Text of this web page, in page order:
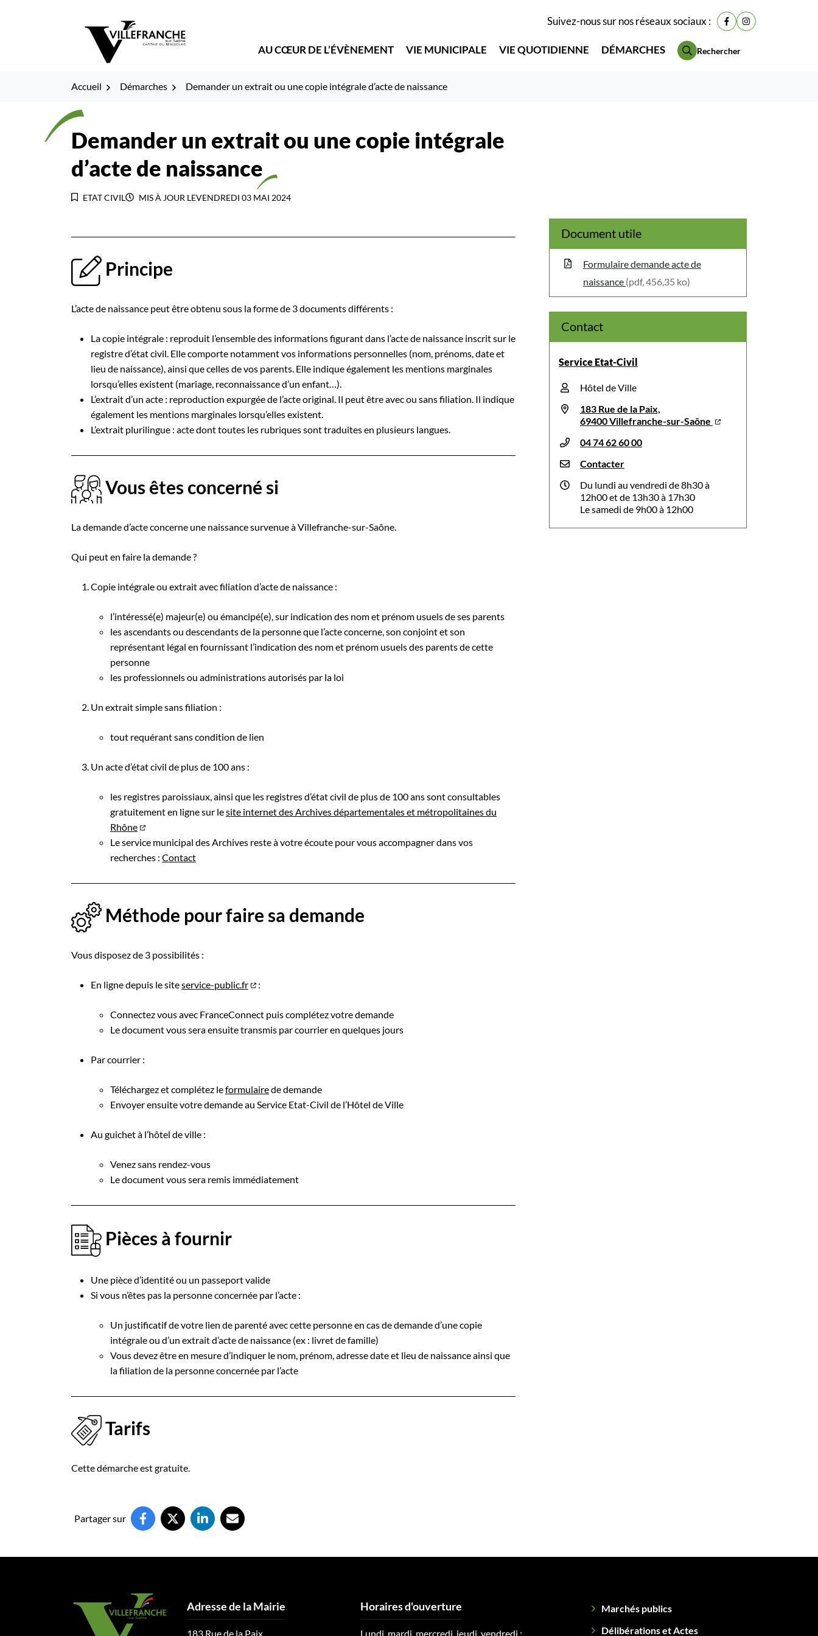
Suivez-nous sur nos réseaux sociaux : Lien vers le compte
Lien vers le
AU CŒUR DE L’ÉVÈNEMENT VIE MUNICIPALE VIE QUOTIDIENNE DÉMARCHES Rechercher
Accueil Démarches Demander un extrait ou une copie intégrale d’acte de naissance
Demander un extrait ou une copie intégrale
d’acte de naissance
ETAT CIVIL MIS À JOUR LEVENDREDI 03 MAI 2024
Principe
L’acte de naissance peut être obtenu sous la forme de 3 documents différents :
La copie intégrale : reproduit l’ensemble des informations figurant dans l’acte de naissance inscrit sur le
registre d’état civil. Elle comporte notamment vos informations personnelles (nom, prénoms, date et
lieu de naissance), ainsi que celles de vos parents. Elle indique également les mentions marginales
lorsqu’elles existent (mariage, reconnaissance d’un enfant…).
L’extrait d’un acte : reproduction expurgée de l’acte original. Il peut être avec ou sans filiation. Il indique
également les mentions marginales lorsqu’elles existent.
L’extrait plurilingue : acte dont toutes les rubriques sont traduites en plusieurs langues.
Vous êtes concerné si
La demande d’acte concerne une naissance survenue à Villefranche-sur-Saône.
Qui peut en faire la demande ?
Copie intégrale ou extrait avec filiation d’acte de naissance :
l’intéressé(e) majeur(e) ou émancipé(e), sur indication des nom et prénom usuels de ses parents
les ascendants ou descendants de la personne que l’acte concerne, son conjoint et son
représentant légal en fournissant l’indication des nom et prénom usuels des parents de cette
personne
les professionnels ou administrations autorisés par la loi
Un extrait simple sans filiation :
tout requérant sans condition de lien
Un acte d’état civil de plus de 100 ans :
les registres paroissiaux, ainsi que les registres d’état civil de plus de 100 ans sont consultables
gratuitement en ligne sur lesite internet des Archives départementales et métropolitaines du
Rhône
Le service municipal des Archives reste à votre écoute pour vous accompagner dans vos
recherches : Contact
Méthode pour faire sa demande
Vous disposez de 3 possibilités :
En ligne depuis le siteservice-public.fr :
Connectez vous avec FranceConnect puis complétez votre demande
Le document vous sera ensuite transmis par courrier en quelques jours
Par courrier :
Téléchargez et complétez leformulairede demande
Envoyer ensuite votre demande au Service Etat-Civil de l’Hôtel de Ville
Au guichet à l’hôtel de ville :
Venez sans rendez-vous
Le document vous sera remis immédiatement
Pièces à fournir
Une pièce d’identité ou un passeport valide
Si vous n’êtes pas la personne concernée par l’acte :
Un justificatif de votre lien de parenté avec cette personne en cas de demande d’une copie
intégrale ou d’un extrait d’acte de naissance (ex : livret de famille)
Vous devez être en mesure d’indiquer le nom, prénom, adresse date et lieu de naissance ainsi que
la filiation de la personne concernée par l’acte
Tarifs
Cette démarche est gratuite.
Document utile
Formulaire demande acte de
naissance (pdf, 456,35 ko)
Contact
Service Etat-Civil
Hôtel de Ville
183 Rue de la Paix,
69400 Villefranche-sur-Saône
04 74 62 60 00
Contacter
Du lundi au vendredi de 8h30 à
12h00 et de 13h30 à 17h30
Le samedi de 9h00 à 12h00
Partager sur
Adresse de la Mairie
183 Rue de la Paix
Horaires d'ouverture
Lundi, mardi, mercredi, jeudi, vendredi :
Marchés publics
Délibérations et Actes